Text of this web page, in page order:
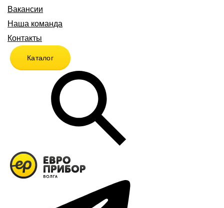
Вакансии
Наша команда
Контакты
Каталог